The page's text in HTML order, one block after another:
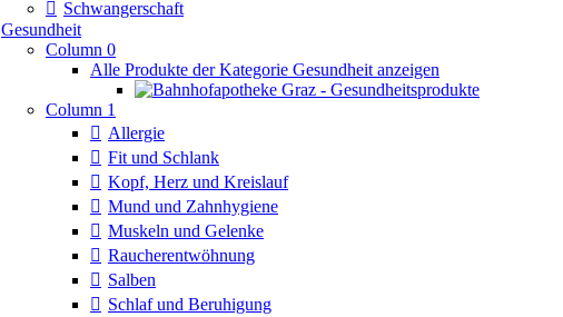
Schwangerschaft
Gesundheit
Column 0
Alle Produkte der Kategorie Gesundheit anzeigen
Column 1
Allergie
Fit und Schlank
Kopf, Herz und Kreislauf
Mund und Zahnhygiene
Muskeln und Gelenke
Raucherentwöhnung
Salben
Schlaf und Beruhigung